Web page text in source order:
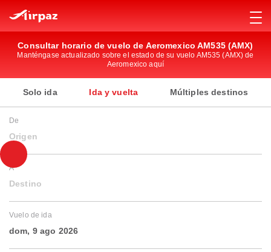
Consultar horario de vuelo de Aeromexico AM535 (AMX)
Manténgase actualizado sobre el estado de su vuelo AM535 (AMX) de
Aeromexico aquí
Solo ida Ida y vuelta Múltiples destinos
De
Origen
A
Destino
Vuelo de ida
dom, 9 ago 2026